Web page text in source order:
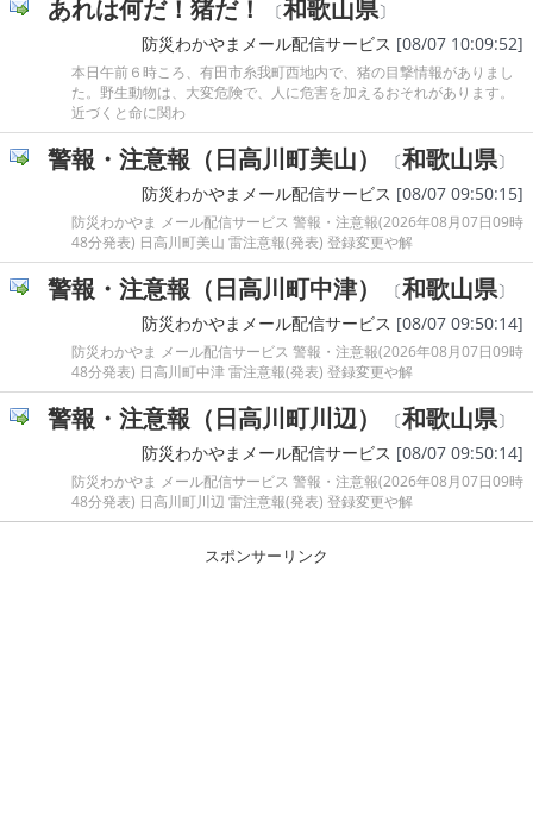
あれは何だ！猪だ！ 〔和歌山県〕
防災わかやまメール配信サービス [08/07 10:09:52]
本日午前６時ころ、有田市糸我町西地内で、猪の目撃情報がありまし
た。野生動物は、大変危険で、人に危害を加えるおそれがあります。
近づくと命に関わ
警報・注意報（日高川町美山） 〔和歌山県〕
防災わかやまメール配信サービス [08/07 09:50:15]
防災わかやま メール配信サービス 警報・注意報(2026年08月07日09時
48分発表) 日高川町美山 雷注意報(発表) 登録変更や解
警報・注意報（日高川町中津） 〔和歌山県〕
防災わかやまメール配信サービス [08/07 09:50:14]
防災わかやま メール配信サービス 警報・注意報(2026年08月07日09時
48分発表) 日高川町中津 雷注意報(発表) 登録変更や解
警報・注意報（日高川町川辺） 〔和歌山県〕
防災わかやまメール配信サービス [08/07 09:50:14]
防災わかやま メール配信サービス 警報・注意報(2026年08月07日09時
48分発表) 日高川町川辺 雷注意報(発表) 登録変更や解
スポンサーリンク